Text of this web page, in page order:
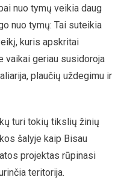
nuo tymų veikia daug
nuo tymų: Tai suteikia
kuris apskritai
vaikai geriau susidoroja
plaučių uždegimu ir
turi tokių tikslių žinių
šalyje kaip Bisau
projektas rūpinasi
teritorija.